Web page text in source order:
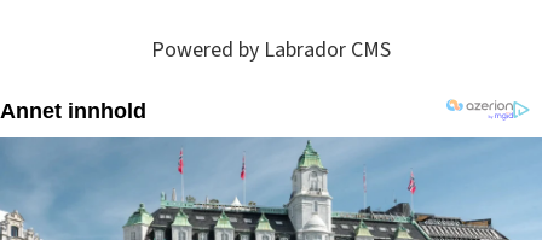
Powered by Labrador CMS